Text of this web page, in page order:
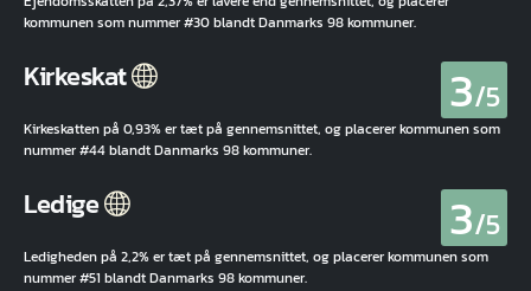
kommunen som nummer #30 blandt Danmarks 98 kommuner.
Kirkeskat 3/5
Kirkeskatten på 0,93% er tæt på gennemsnittet, og placerer kommunen som
nummer #44 blandt Danmarks 98 kommuner.
Ledige 3/5
Ledigheden på 2,2% er tæt på gennemsnittet, og placerer kommunen som
nummer #51 blandt Danmarks 98 kommuner.